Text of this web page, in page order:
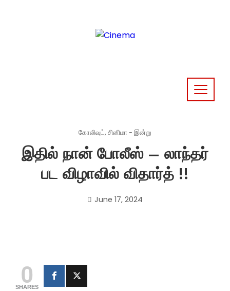
கோலிவுட், சினிமா - இன்று
இதில் நான் போலீஸ் – லாந்தர்
பட விழாவில் விதார்த் !!
June 17, 2024
0
SHARES